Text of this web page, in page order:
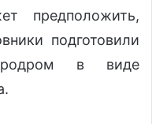
предположить,
подготовили
в виде